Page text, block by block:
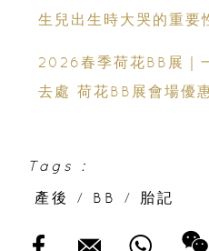
生兒出生時大哭的重要
2026春季荷花BB展｜
去處 荷花BB展會場優
Tags :
產後
/ BB / 胎記